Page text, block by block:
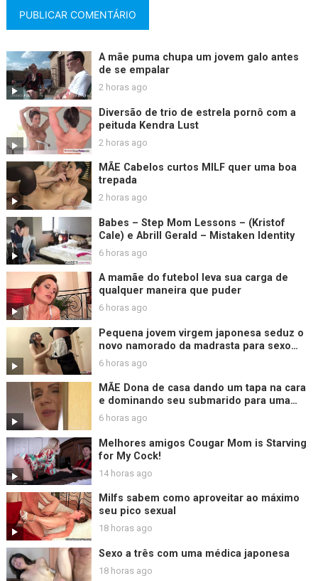
A mãe puma chupa um jovem galo antes
de se empalar
2 horas ago
Diversão de trio de estrela pornô com a
peituda Kendra Lust
2 horas ago
MÃE Cabelos curtos MILF quer uma boa
trepada
2 horas ago
Babes – Step Mom Lessons – (Kristof
Cale) e Abrill Gerald – Mistaken Identity
6 horas ago
A mamãe do futebol leva sua carga de
qualquer maneira que puder
6 horas ago
Pequena jovem virgem japonesa seduz o
novo namorado da madrasta para sexo
creampie tabu com defloração
6 horas ago
MÃE Dona de casa dando um tapa na cara
e dominando seu submarido para uma
foda dura
6 horas ago
Melhores amigos Cougar Mom is Starving
for My Cock!
14 horas ago
Milfs sabem como aproveitar ao máximo
seu pico sexual
18 horas ago
Sexo a três com uma médica japonesa
18 horas ago